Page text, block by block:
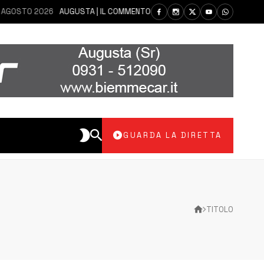
2026 AUGUSTA | IL COMMENTO DEI PARLAMENTARI CANNATA E
GUARDA LA DIRETTA
TITOLO